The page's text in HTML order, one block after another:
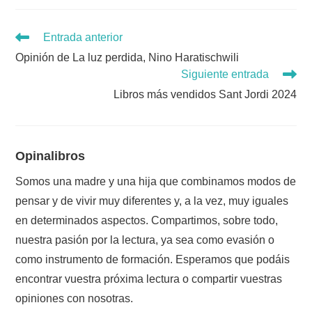
Leer
artículos
Entrada anterior
Opinión de La luz perdida, Nino Haratischwili
Siguiente entrada
Libros más vendidos Sant Jordi 2024
Opinalibros
Somos una madre y una hija que combinamos modos de
pensar y de vivir muy diferentes y, a la vez, muy iguales
en determinados aspectos. Compartimos, sobre todo,
nuestra pasión por la lectura, ya sea como evasión o
como instrumento de formación. Esperamos que podáis
encontrar vuestra próxima lectura o compartir vuestras
opiniones con nosotras.